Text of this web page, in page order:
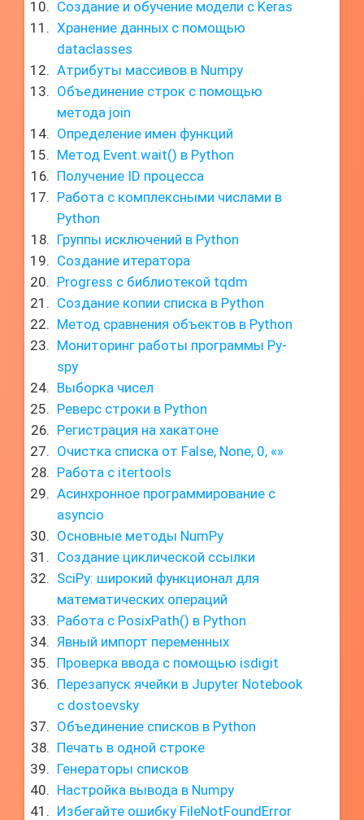
Создание и обучение модели с Keras
Хранение данных с помощью
dataclasses
Атрибуты массивов в Numpy
Объединение строк с помощью
метода join
Определение имен функций
Метод Event.wait() в Python
Получение ID процесса
Работа с комплексными числами в
Python
Группы исключений в Python
Создание итератора
Progress с библиотекой tqdm
Создание копии списка в Python
Метод сравнения объектов в Python
Мониторинг работы программы Py-
spy
Выборка чисел
Реверс строки в Python
Регистрация на хакатоне
Очистка списка от False, None, 0, «»
Работа с itertools
Асинхронное программирование с
asyncio
Основные методы NumPy
Создание циклической ссылки
SciPy: широкий функционал для
математических операций
Работа с PosixPath() в Python
Явный импорт переменных
Проверка ввода с помощью isdigit
Перезапуск ячейки в Jupyter Notebook
с dostoevsky
Объединение списков в Python
Печать в одной строке
Генераторы списков
Настройка вывода в Numpy
Избегайте ошибку FileNotFoundError